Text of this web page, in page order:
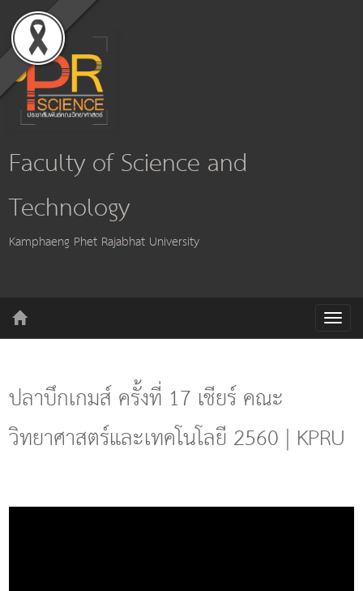
Faculty of Science and
Technology
Kamphaeng Phet Rajabhat University
T
o
a
v
t
ปลาบึกเกมส์ ครั้งที่ 17 เชียร์ คณะ
วิทยาศาสตร์และเทคโนโลยี 2560 | KPRU